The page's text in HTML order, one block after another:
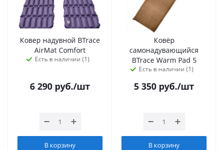
Ковер надувной BTrace
AirMat Comfort
Есть в наличии (1)
6 290 руб./шт
В корзину
Ковёр
самонадувающийся
BTrace Warm Pad 5
Есть в наличии (1)
5 350 руб./шт
В корзину